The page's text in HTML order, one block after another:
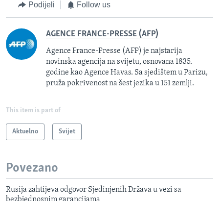
Podijeli Follow us
AGENCE FRANCE-PRESSE (AFP)
Agence France-Presse (AFP) je najstarija
novinska agencija na svijetu, osnovana 1835.
godine kao Agence Havas. Sa sjedištem u Parizu,
pruža pokrivenost na šest jezika u 151 zemlji.
This item is part of
Aktuelno Svijet
Povezano
Rusija zahtijeva odgovor Sjedinjenih Država u vezi sa